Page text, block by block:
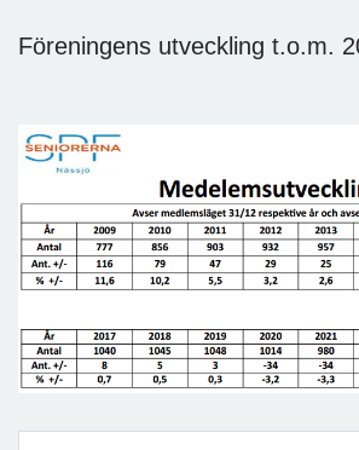
Föreningens utveckling t.o.m.